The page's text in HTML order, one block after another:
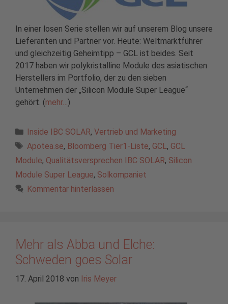
In einer losen Serie stellen wir auf unserem Blog unsere
Lieferanten und Partner vor. Heute: Weltmarktführer
und gleichzeitig Geheimtipp – GCL ist beides. Seit
2017 haben wir polykristalline Module des asiatischen
Herstellers im Portfolio, der zu den sieben
Unternehmen der „Silicon Module Super League“
gehört. (mehr…)
Kategorien
Inside IBC SOLAR, Vertrieb und Marketing
Schlagwörter
Apotea.se, Bloomberg Tier1-Liste, GCL, GCL
Module, Qualitätsversprechen IBC SOLAR, Silicon
Module Super League, Solkompaniet
Kommentar hinterlassen
Mehr als Abba und Elche:
Schweden goes Solar
17. April 2018 von Iris Meyer